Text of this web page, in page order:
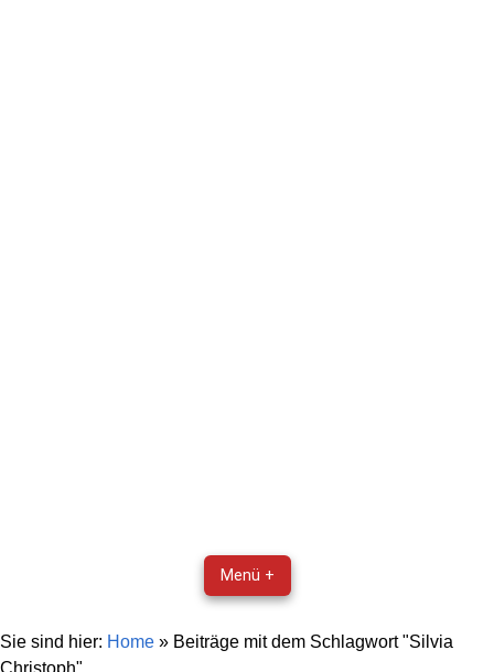
Menü +
Sie sind hier: Home » Beiträge mit dem Schlagwort "Silvia
Christoph"